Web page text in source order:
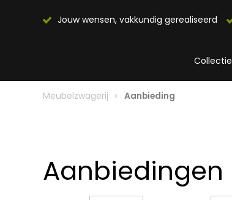
Jouw wensen, vakkundig gerealiseerd
Collectie
Meubelzwagerij Aanbieding
Aanbiedingen